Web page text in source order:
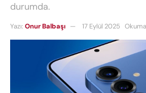
durumda.
Yazı: Onur Balbaşı 17 Eylül 2025